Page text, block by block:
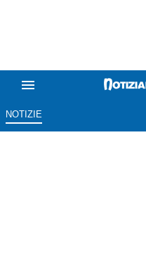
NOTIZIE